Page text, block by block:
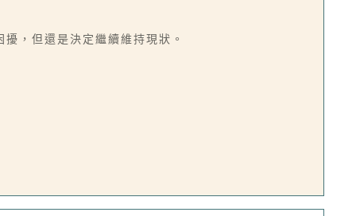
，但還是決定繼續維持現狀。